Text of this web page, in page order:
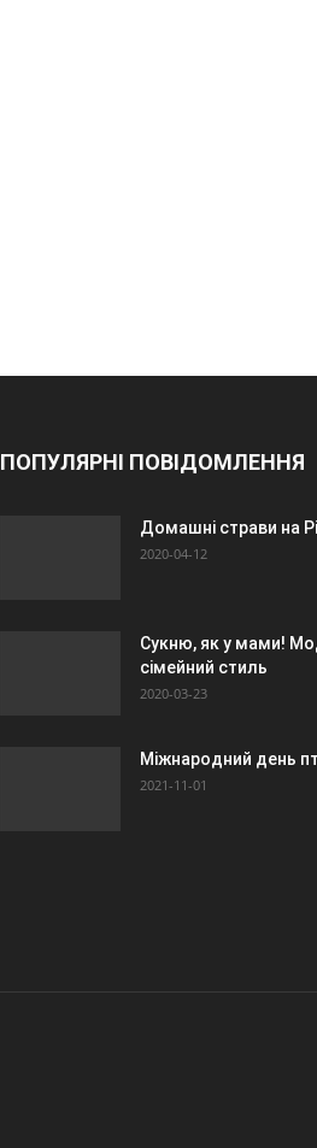
ПОПУЛЯРНІ ПОВІДОМЛЕННЯ
Домашні страви на
2020-04-12
Сукню, як у мами!
сімейний стиль
2020-03-23
Міжнародний день
2021-11-01